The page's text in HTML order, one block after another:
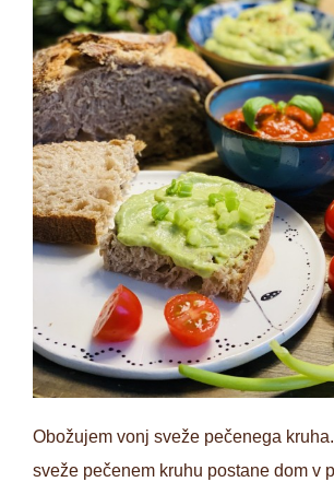
Obožujem vonj sveže pečenega
sveže pečenem kruhu postane dom v